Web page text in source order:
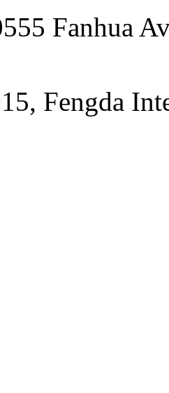
Fanhua
Fengda